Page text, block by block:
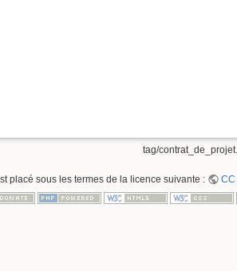
tag/
placé sous les termes de la licence suivante : CC